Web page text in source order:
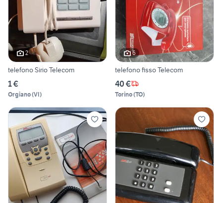
2
telefono Sirio Telecom
1 €
Orgiano(VI)
6
telefono fisso Telecom
40 €
Torino(TO)